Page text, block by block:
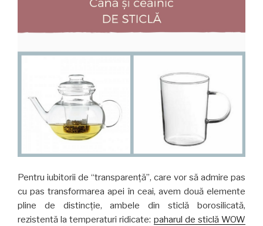
Pentru iubitorii de “transparență”, care vor să admire pas
cu pas transformarea apei în ceai, avem două elemente
pline de distincție, ambele din sticlă borosilicată,
rezistentă la temperaturi ridicate: paharul de sticlă WOW